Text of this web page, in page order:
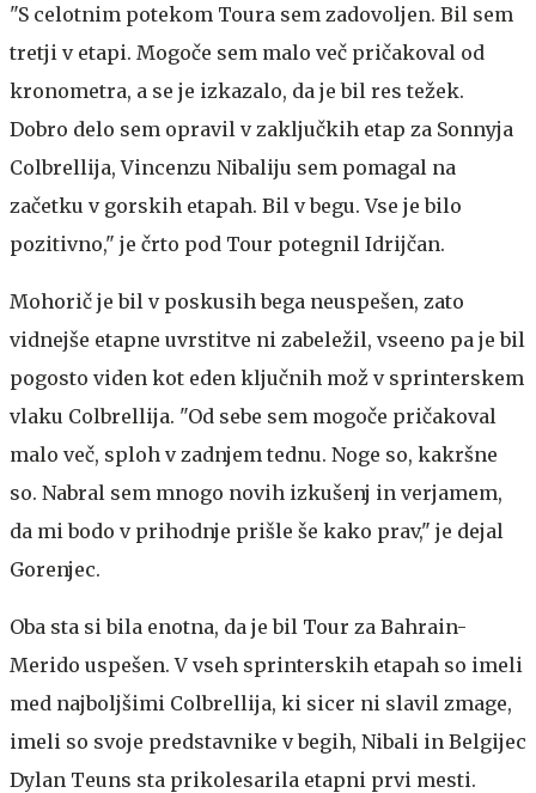
"S celotnim potekom Toura sem zadovoljen. Bil sem
tretji v etapi. Mogoče sem malo več pričakoval od
kronometra, a se je izkazalo, da je bil res težek.
Dobro delo sem opravil v zaključkih etap za Sonnyja
Colbrellija, Vincenzu Nibaliju sem pomagal na
začetku v gorskih etapah. Bil v begu. Vse je bilo
pozitivno," je črto pod Tour potegnil Idrijčan.
Mohorič je bil v poskusih bega neuspešen, zato
vidnejše etapne uvrstitve ni zabeležil, vseeno pa je bil
pogosto viden kot eden ključnih mož v sprinterskem
vlaku Colbrellija. "Od sebe sem mogoče pričakoval
malo več, sploh v zadnjem tednu. Noge so, kakršne
so. Nabral sem mnogo novih izkušenj in verjamem,
da mi bodo v prihodnje prišle še kako prav," je dejal
Gorenjec.
Oba sta si bila enotna, da je bil Tour za Bahrain-
Merido uspešen. V vseh sprinterskih etapah so imeli
med najboljšimi Colbrellija, ki sicer ni slavil zmage,
imeli so svoje predstavnike v begih, Nibali in Belgijec
Dylan Teuns sta prikolesarila etapni prvi mesti.